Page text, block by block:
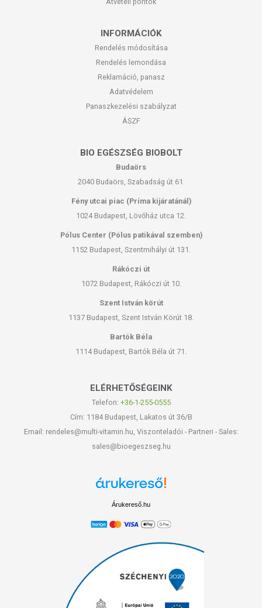
INFORMÁCIÓK
Rendelés módosítása
Rendelés lemondása
Reklamáció, panasz
Adatvédelem
Panaszkezelési szabályzat
ÁSZF
BIO EGÉSZSÉG BIOBOLT
Budaörs
2040 Budaörs, Szabadság út 61.
Fény utcai piac (Príma kijáratánál)
1024 Budapest, Lövőház utca 12.
Pólus Center (Pólus patikával szemben)
1152 Budapest, Szentmihályi út 131.
Rákóczi út
1072 Budapest, Rákóczi út 10.
Szent István körút
1137 Budapest, Szent István Körút 18.
Bartók Béla
1114 Budapest, Bartók Béla út 71.
ELÉRHETŐSÉGEINK
Telefon: +36-1-255-0555
Cím: 1184 Budapest, Lakatos út 36/B
Email: rendeles@multi-vitamin.hu, Viszonteladói - Partneri - Sales:
sales@bioegeszseg.hu
Árukereső.hu